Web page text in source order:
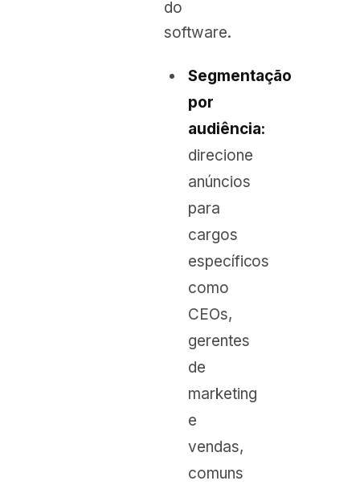
do
software.
Segmentação
por
audiência:
direcione
anúncios
para
cargos
específicos
como
CEOs,
gerentes
de
marketing
e
vendas,
comuns